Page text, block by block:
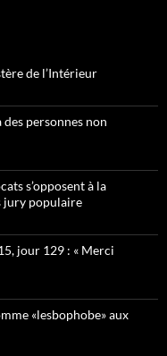
de l’Intérieur
des personnes non
s’opposent à la
jury populaire
jour 129 : « Merci
«lesbophobe» aux